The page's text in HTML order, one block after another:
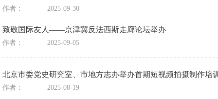
作者： 2025-09-30
致敬国际友人——京津冀反法西斯走廊论坛举办
作者： 2025-09-05
北京市委党史研究室、市地方志办举办首期短视频拍摄制作培
作者： 2025-08-19